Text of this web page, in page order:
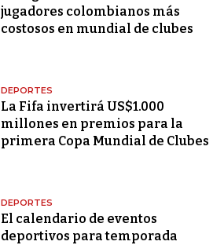
jugadores colombianos más
costosos en mundial de clubes
DEPORTES
La Fifa invertirá US$1.000
millones en premios para la
primera Copa Mundial de Clubes
DEPORTES
El calendario de eventos
deportivos para temporada